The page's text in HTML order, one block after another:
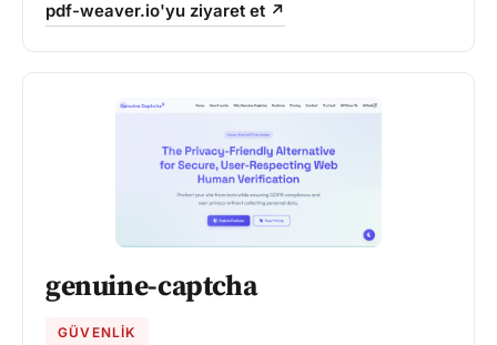
pdf-weaver.io'yu ziyaret et ↗
genuine-captcha
GÜVENLIK